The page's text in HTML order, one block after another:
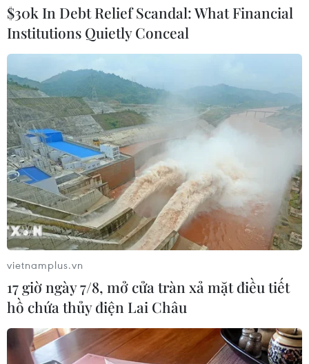
#Nhật Bản #Quy trình nhập cảnh
#Đi lại ngắn ngày
#Quy chế đi lại ưu tiên
#Cách ly tập trung
Theo dõi VietnamPlus
TIN LIÊN QUAN
$30k In Debt Relief Scandal: What Financial
Institutions Quietly Conceal
vietnamplus.vn
17 giờ ngày 7/8, mở cửa tràn xả mặt điều tiết
hồ chứa thủy điện Lai Châu